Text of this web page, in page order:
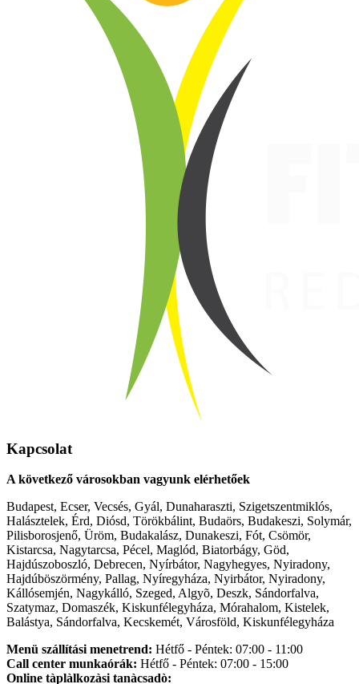
Kapcsolat
A következő városokban vagyunk elérhetőek
Budapest, Ecser, Vecsés, Gyál, Dunaharaszti, Szigetszentmiklós,
Halásztelek, Érd, Diósd, Törökbálint, Budaörs, Budakeszi, Solymár,
Pilisborosjenő, Üröm, Budakalász, Dunakeszi, Fót, Csömör,
Kistarcsa, Nagytarcsa, Pécel, Maglód, Biatorbágy, Göd,
Hajdúszoboszló, Debrecen, Nyírbátor, Nagyhegyes, Nyiradony,
Hajdúböszörmény, Pallag, Nyíregyháza, Nyirbátor, Nyiradony,
Kállósemjén, Nagykálló, Szeged, Algyõ, Deszk, Sándorfalva,
Szatymaz, Domaszék, Kiskunfélegyháza, Mórahalom, Kistelek,
Balástya, Sándorfalva, Kecskemét, Városföld, Kiskunfélegyháza
Menü szállítási menetrend: Hétfő - Péntek: 07:00 - 11:00
Call center munkaórák: Hétfő - Péntek: 07:00 - 15:00
Online tàplàlkozàsi tanàcsadò: